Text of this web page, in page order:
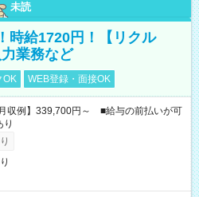
未読
時給1720円！【リクル
業務など
OK WEB登録・面接OK
収例】339,700円～ ■給与の前払いが可
り